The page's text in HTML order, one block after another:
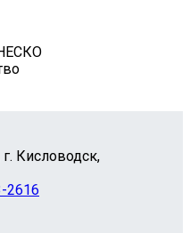
Кисловодск,
2616